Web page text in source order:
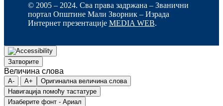
© 2005 – 2024. Сва права задржана – Званични
портал Општине Мали Зворник – Израда
Интернет презентације MEDIA WEB.
Затворите
Величина слова
A- A+
Оригинална величина слова
Навигација помоћу тастатуре
Изаберите фонт - Ариал